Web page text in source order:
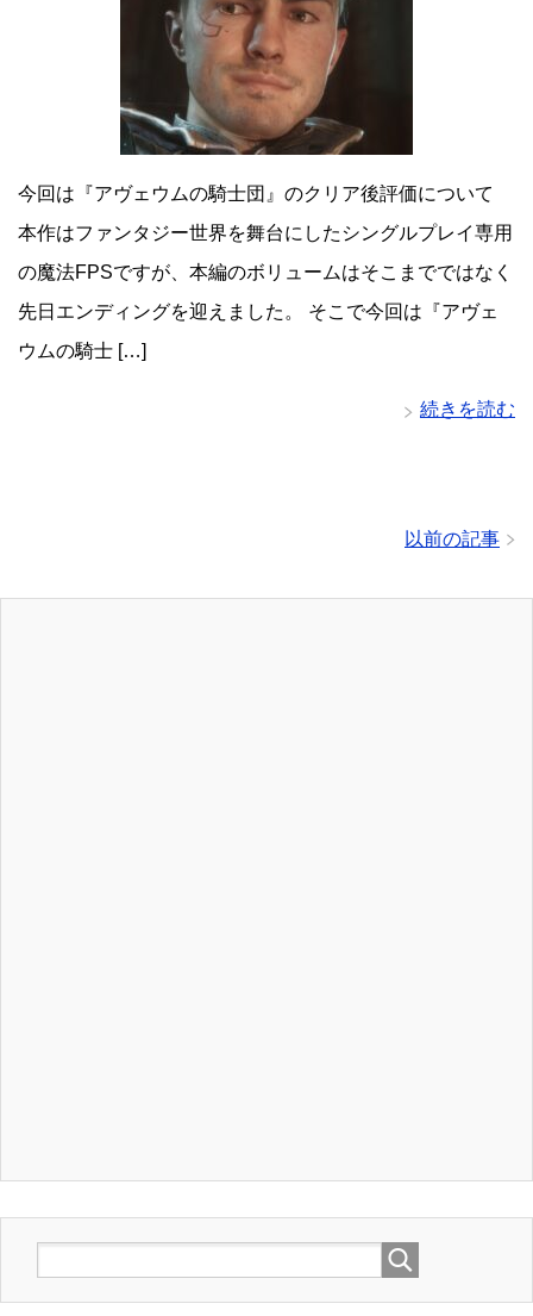
今回は『アヴェウムの騎士団』のクリア後評価について
本作はファンタジー世界を舞台にしたシングルプレイ専用
の魔法FPSですが、本編のボリュームはそこまでではなく
先日エンディングを迎えました。 そこで今回は『アヴェ
ウムの騎士 […]
続きを読む
以前の記事